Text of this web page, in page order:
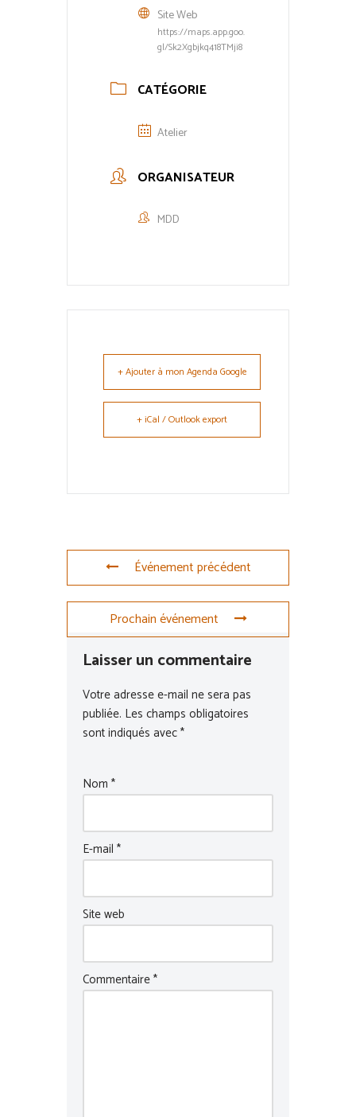
Site Web
https://maps.app.goo.
gl/Sk2Xgbjkq418TMji8
CATÉGORIE
Atelier
ORGANISATEUR
MDD
+ Ajouter à mon Agenda Google
+ iCal / Outlook export
Événement précédent
Prochain événement
Laisser un commentaire
Votre adresse e-mail ne sera pas
publiée. Les champs obligatoires
sont indiqués avec*
Nom *
E-mail *
Site web
Commentaire*